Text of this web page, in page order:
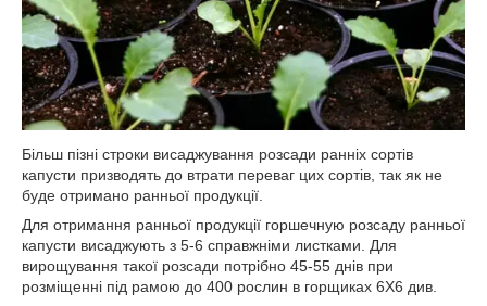
Більш пізні строки висаджування розсади ранніх сортів
капусти призводять до втрати переваг цих сортів, так як не
буде отримано ранньої продукції.
Для отримання ранньої продукції горшечную розсаду ранньої
капусти висаджують з 5-6 справжніми листками. Для
вирощування такої розсади потрібно 45-55 днів при
розміщенні під рамою до 400 рослин в горщиках 6X6 див.